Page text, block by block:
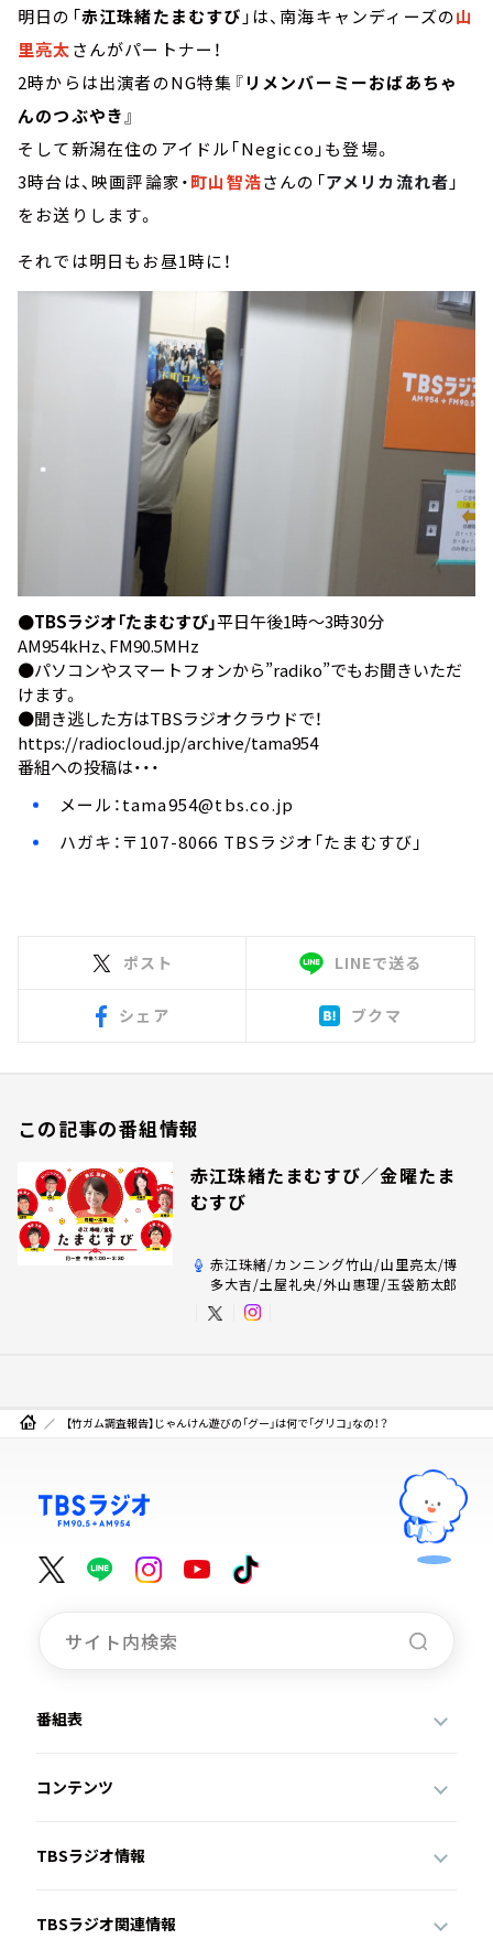
明日の「赤江珠緒たまむすび 」は、南海キャンディーズの山
里亮太さんがパートナー！
2時からは出演者のNG特集『リメンバーミーおばあちゃ
んのつぶやき 』
そして新潟在住のアイドル「Negicco」も登場。
3時台は、映画評論家・町山智浩さんの「アメリカ流れ者 」
をお送りします。
それでは明日もお昼1時に！
●TBSラジオ「たまむすび」平日午後1時～3時30分
AM954kHz、FM90.5MHz
●パソコンやスマートフォンから”radiko”でもお聞きいただ
けます。
●聞き逃した方はTBSラジオクラウドで！
https://radiocloud.jp/archive/tama954
番組への投稿は・・・
メール：tama954@tbs.co.jp
ハガキ：〒107-8066 TBSラジオ「たまむすび」
ポスト LINEで送る
シェア ブクマ
この記事の番組情報
赤江珠緒たまむすび／金曜たま
むすび
赤江珠緒/カンニング竹山/山里亮太/博
多大吉/土屋礼央/外山惠理/玉袋筋太郎
【竹ガム調査報告】じゃんけん遊びの「グー」は何で「グリコ」なの！？
番組表
コンテンツ
TBSラジオ情報
TBSラジオ関連情報